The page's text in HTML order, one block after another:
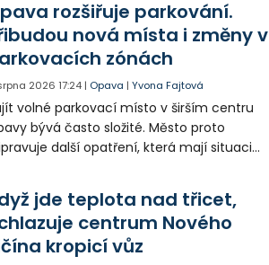
psa hledá.
rozšiřuje parkování.
nová místa i změny v
zónách
2026 17:24 | Opava |Yvona Fajtová
volné parkovací místo v širším centru
bývá často složité. Město proto
další opatření, která mají situaci
řidiče v parkovacích zónách.
jde teplota nad třicet,
centrum Nového
kropicí vůz